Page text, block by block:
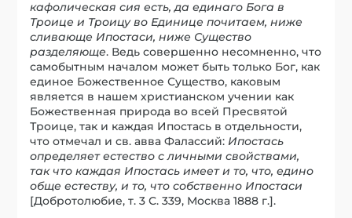
кафолическая сия есть, да единаго Бога в
Троице и Троицу во Единице почитаем, ниже
сливающе Ипостаси, ниже Существо
разделяюще. Ведь совершенно несомненно, что
самобытным началом может быть только Бог, как
единое Божественное Существо, каковым
является в нашем христианском учении как
Божественная природа во всей Пресвятой
Троице, так и каждая Ипостась в отдельности,
что отмечал и св. авва Фалассий: Ипостась
определяет естество с личными свойствами,
так что каждая Ипостась имеет и то, что, едино
обще естеству, и то, что собственно Ипостаси
[Добротолюбие, т. 3 С. 339, Москва 1888 г.].